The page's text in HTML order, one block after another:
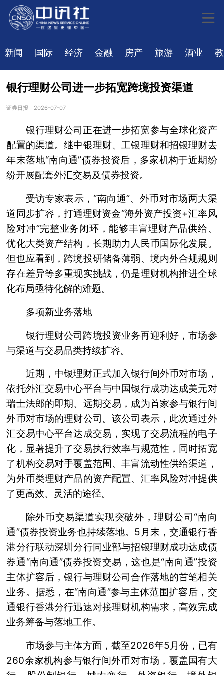
新闻 国际 经济 金融 房产 旅游 酒业
银行理财公司进一步拓宽跨境投资渠道
证券日报 2026-07-07
银行理财公司正在进一步拓宽参与全球化资产
配置的渠道。继中银理财、工银理财和招银理财去
年末落地“南向通”债券投资后，多家机构于近期纷
纷开展配套外汇交易及债券投资。
受访专家表示，“南向通”、外币对市场两大渠
道同步扩容，打通理财资金“海外资产投资+汇率风
险对冲”完整业务闭环，能够丰富理财产品供给、
优化大类资产结构，长期助力人民币国际化发展。
但也应看到，跨境投研储备薄弱、境内外合规规则
存在差异等多重现实挑战，仍是理财机构推进全球
化布局亟待化解的难题。
多项新业务落地
银行理财公司跨境投资业务再迎利好，市场参
与渠道与交易品类持续扩容。
近期，中银理财正式加入银行间外币对市场，
依托外汇交易中心平台与中国银行成功达成美元对
瑞士法郎的即期、远期交易，成为首家参与银行间
外币对市场的理财公司。该公司表示，此次通过外
汇交易中心平台达成交易，实现了交易流程的电子
化，显著提升了交易执行效率与规范性，同时拓宽
了机构交易对手覆盖范围、丰富流动性供给渠道，
为外币类理财产品的资产配置、汇率风险对冲提供
了更高效、灵活的途径。
除外币交易渠道实现突破外，理财公司“南向
通”债券投资业务也持续落地。5月末，交通银行香
港分行联动深圳分行同业部与招银理财成功达成债
券通“南向通”债券投资交易，这也是“南向通”投资
主体扩容后，银行与理财公司合作落地的首笔相关
业务。据悉，在“南向通”参与主体范围扩容后，交
通银行香港分行迅速对接理财机构需求，高效完成
业务筹备与落地工作。
市场参与主体方面，截至2026年5月份，已有
260余家机构参与银行间外币对市场，覆盖国有大